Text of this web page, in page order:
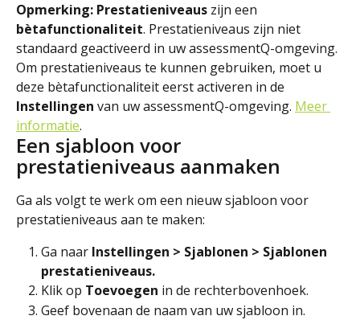
Opmerking: Prestatieniveaus zijn een
bètafunctionaliteit. Prestatieniveaus zijn niet
standaard geactiveerd in uw assessmentQ-omgeving.
Om prestatieniveaus te kunnen gebruiken, moet u
deze bètafunctionaliteit eerst activeren in de
Instellingen van uw assessmentQ-omgeving. Meer
informatie.
Een sjabloon voor
prestatieniveaus aanmaken
Ga als volgt te werk om een nieuw sjabloon voor
prestatieniveaus aan te maken:
Ga naar Instellingen > Sjablonen > Sjablonen
prestatieniveaus.
Klik op Toevoegen in de rechterbovenhoek.
Geef bovenaan de naam van uw sjabloon in.